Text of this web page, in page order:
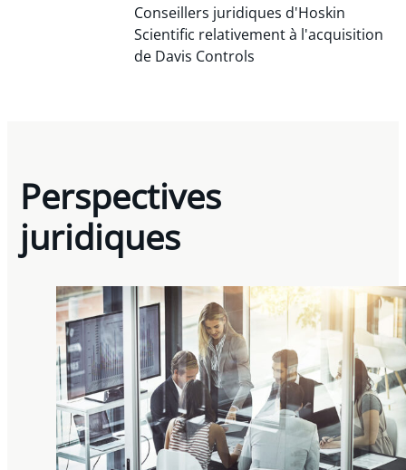
Conseillers juridiques d'Hoskin
Scientific relativement à l'acquisition
de Davis Controls
Perspectives
juridiques